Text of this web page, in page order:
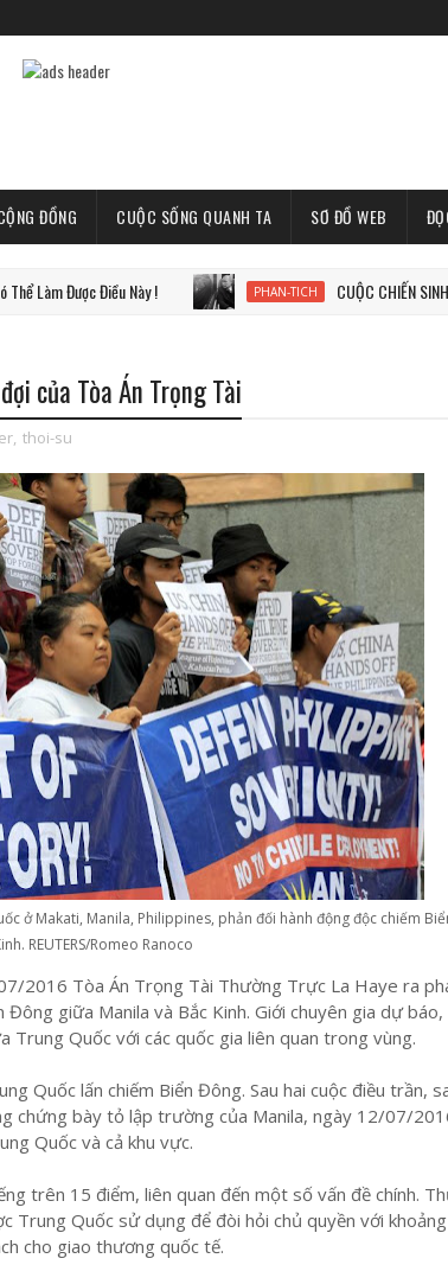
ĐỒNG CUỘC SỐNG QUANH TA SƠ ĐỒ WEB
Điều Này ! PHAN-TICH CUỘC CHIẾN SINH TỬ VÌ
của Tòa Án Trọng Tài
, thoi-su
ở Makati, Manila, Philippines, phản đối hành động độc chiếm
REUTERS/Romeo Ranoco
2016 Tòa Án Trọng Tài Thường Trực La Haye ra
giữa Manila và Bắc Kinh. Giới chuyên gia dự báo,
Quốc với các quốc gia liên quan trong vùng.
Quốc lấn chiếm Biển Đông. Sau hai cuộc điều trần,
chứng bày tỏ lập trường của Manila, ngày 12/07/
Quốc và cả khu vực.
trên 15 điểm, liên quan đến một số vấn đề chính.
Trung Quốc sử dụng để đòi hỏi chủ quyền với khoảng
cho giao thương quốc tế.